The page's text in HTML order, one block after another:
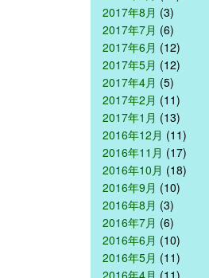
2017年8月 (3)
2017年7月 (6)
2017年6月 (12)
2017年5月 (12)
2017年4月 (5)
2017年2月 (11)
2017年1月 (13)
2016年12月 (11)
2016年11月 (17)
2016年10月 (18)
2016年9月 (10)
2016年8月 (3)
2016年7月 (6)
2016年6月 (10)
2016年5月 (11)
2016年4月 (11)